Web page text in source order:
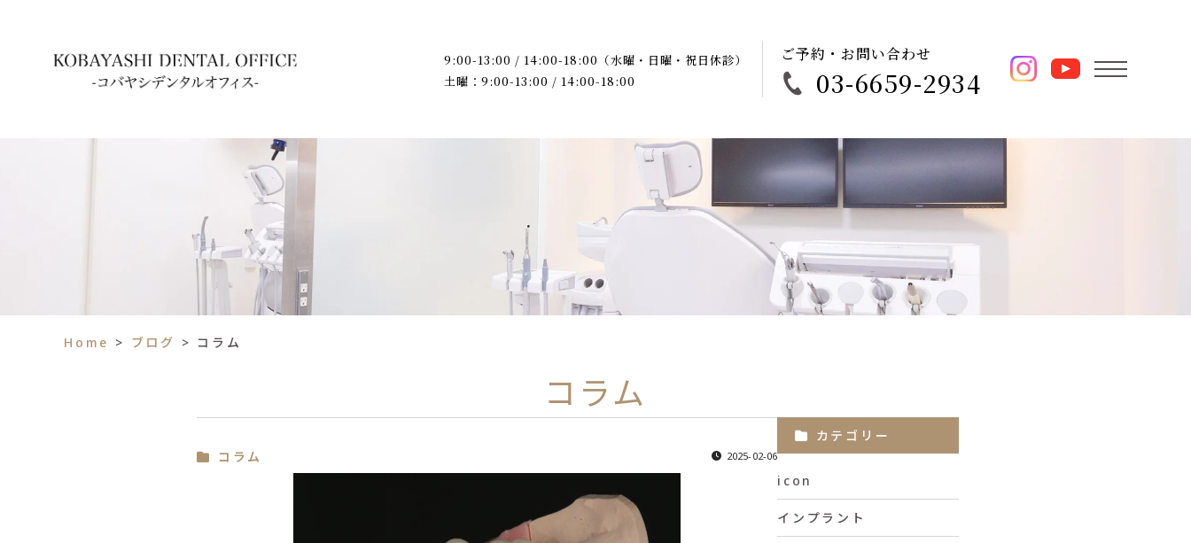
9:00-13:00 / 14:00-18:00（水曜・日曜・祝日休診）
土曜：9:00-13:00 / 14:00-18:00
ご予約・お問い合わせ
03-6659-2934
Home > ブログ > コラム
コラム
コラム 2025-02-06
カテゴリー
icon
インプラント